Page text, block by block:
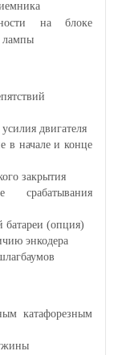
на блоке
лампы
двигателя
в начале и конце
закрытия
срабатывания
батареи (опция)
энкодера
катафорезным